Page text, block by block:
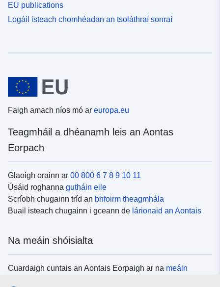
EU publications
Logáil isteach chomhéadan an tsoláthraí sonraí
Faigh amach níos mó ar europa.eu
Teagmháil a dhéanamh leis an Aontas
Eorpach
Glaoigh orainn ar 00 800 6 7 8 9 10 11
Úsáid roghanna gutháin eile
Scríobh chugainn tríd an bhfoirm theagmhála
Buail isteach chugainn i gceann de lárionaid an Aontais
Na meáin shóisialta
Cuardaigh cuntais an Aontais Eorpaigh ar na meáin